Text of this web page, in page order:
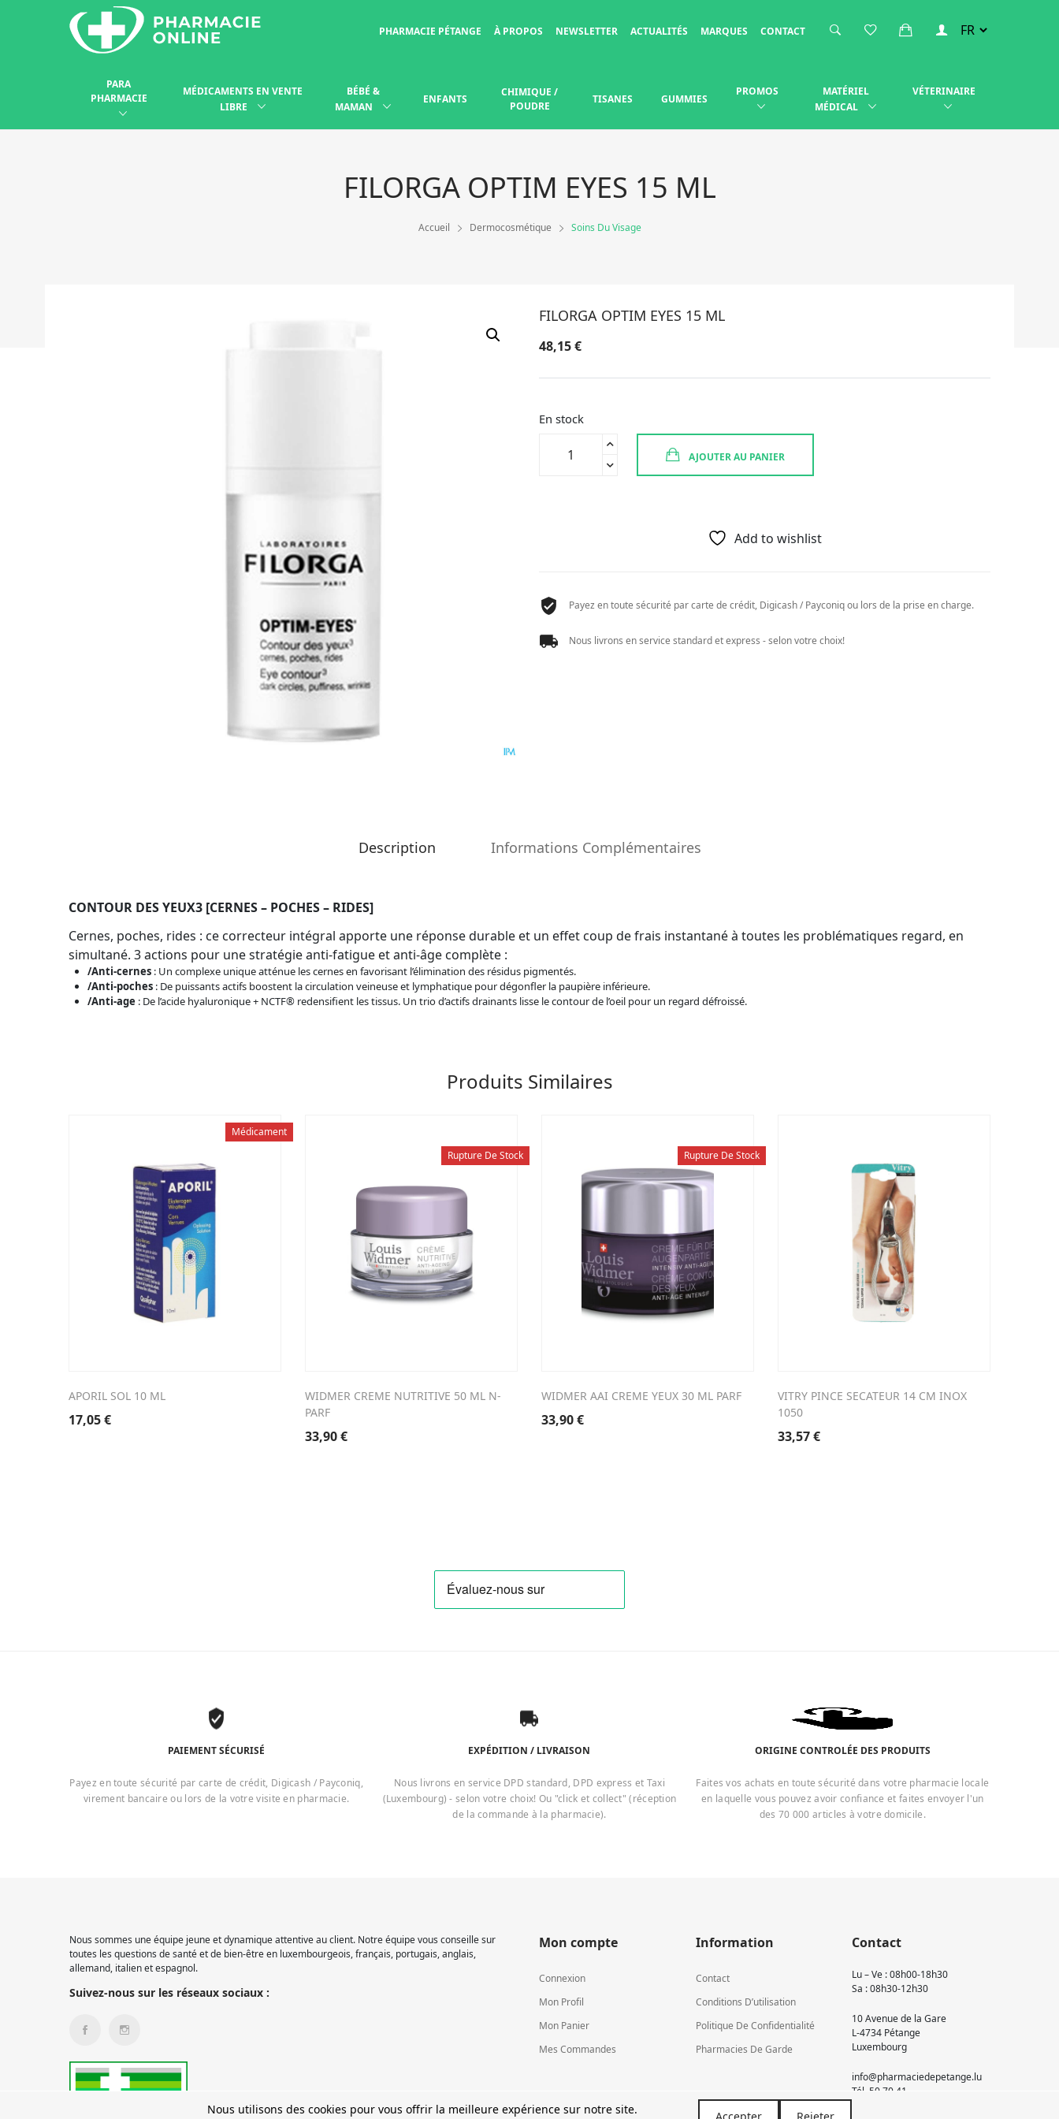
PHARMACIE PÉTANGE À PROPOS NEWSLETTER ACTUALITÉS MARQUES CONTACT
PARA
PHARMACIE
MÉDICAMENTS EN VENTE
LIBRE
BÉBÉ &
MAMAN
ENFANTS
CHIMIQUE /
POUDRE
TISANES GUMMIES
PROMOS
MATÉRIEL
MÉDICAL
VÉTERINAIRE
FILORGA OPTIM EYES 15 ML
Accueil Dermocosmétique Soins Du Visage
FILORGA OPTIM EYES 15 ML
48,15€
En stock
AJOUTER AU PANIER
Add to wishlist
Payez en toute sécurité par carte de crédit, Digicash / Payconiq ou lors de la prise en charge.
Nous livrons en service standard et express - selon votre choix!
Description Informations Complémentaires
CONTOUR DES YEUX3 [CERNES – POCHES – RIDES]
Cernes, poches, rides : ce correcteur intégral apporte une réponse durable et un effet coup de frais instantané à toutes les problématiques regard, en
simultané. 3 actions pour une stratégie anti-fatigue et anti-âge complète :
/Anti-cernes : Un complexe unique atténue les cernes en favorisant l’élimination des résidus pigmentés.
/Anti-poches : De puissants actifs boostent la circulation veineuse et lymphatique pour dégonfler la paupière inférieure.
/Anti-age : De l’acide hyaluronique + NCTF® redensifient les tissus. Un trio d’actifs drainants lisse le contour de l’oeil pour un regard défroissé.
Produits Similaires
Médicament
APORIL SOL 10 ML
17,05€
Rupture De Stock
WIDMER CREME NUTRITIVE 50 ML N-
PARF
33,90€
Rupture De Stock
WIDMER AAI CREME YEUX 30 ML PARF
33,90€
VITRY PINCE SECATEUR 14 CM INOX
1050
33,57€
PAIEMENT SÉCURISÉ
Payez en toute sécurité par carte de crédit, Digicash / Payconiq,
virement bancaire ou lors de la votre visite en pharmacie.
EXPÉDITION / LIVRAISON
Nous livrons en service DPD standard, DPD express et Taxi
(Luxembourg) - selon votre choix! Ou "click et collect" (réception
de la commande à la pharmacie).
ORIGINE CONTROLÉE DES PRODUITS
Faites vos achats en toute sécurité dans votre pharmacie locale
en laquelle vous pouvez avoir confiance et faites envoyer l'un
des 70 000 articles à votre domicile.
Nous sommes une équipe jeune et dynamique attentive au client. Notre équipe vous conseille sur
toutes les questions de santé et de bien-être en luxembourgeois, français, portugais, anglais,
allemand, italien et espagnol.
Suivez-nous sur les réseaux sociaux :
Mon compte
Connexion
Mon Profil
Mon Panier
Mes Commandes
Information
Contact
Conditions D’utilisation
Politique De Confidentialité
Pharmacies De Garde
Contact
Lu – Ve : 08h00-18h30
Sa : 08h30-12h30
10 Avenue de la Gare
L-4734 Pétange
Luxembourg
info@pharmaciedepetange.lu
Tél. 50 70 41
Nous utilisons des cookies pour vous offrir la meilleure expérience sur notre site.